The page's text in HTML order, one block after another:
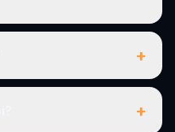
+
+